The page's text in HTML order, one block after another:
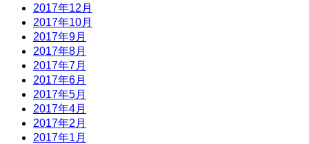
2017年12月
2017年10月
2017年9月
2017年8月
2017年7月
2017年6月
2017年5月
2017年4月
2017年2月
2017年1月